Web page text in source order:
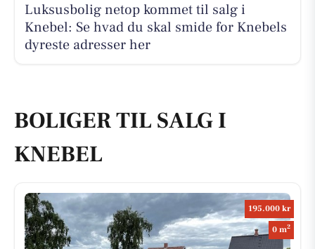
Luksusbolig netop kommet til salg i
Knebel: Se hvad du skal smide for Knebels
dyreste adresser her
BOLIGER TIL SALG I
KNEBEL
195.000 kr
0 m2